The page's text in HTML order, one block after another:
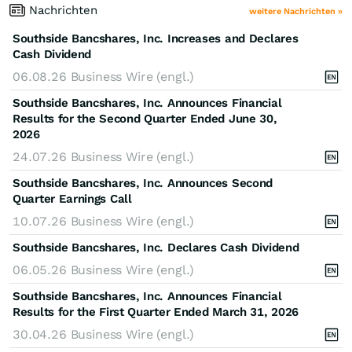
Nachrichten weitere Nachrichten »
Southside Bancshares, Inc. Increases and Declares
Cash Dividend
06.08.26 Business Wire (engl.)
Southside Bancshares, Inc. Announces Financial
Results for the Second Quarter Ended June 30,
2026
24.07.26 Business Wire (engl.)
Southside Bancshares, Inc. Announces Second
Quarter Earnings Call
10.07.26 Business Wire (engl.)
Southside Bancshares, Inc. Declares Cash Dividend
06.05.26 Business Wire (engl.)
Southside Bancshares, Inc. Announces Financial
Results for the First Quarter Ended March 31, 2026
30.04.26 Business Wire (engl.)